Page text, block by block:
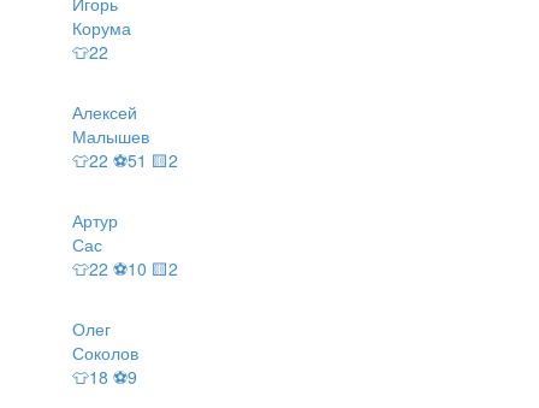
Корума
👕22
Алексей
Малышев
👕22 ⚽51 🟨2
Артур
Сас
👕22 ⚽10 🟨2
Олег
Соколов
👕18 ⚽9